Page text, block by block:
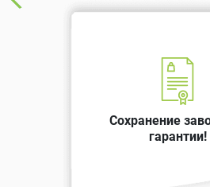
Сохранение
гарантии!